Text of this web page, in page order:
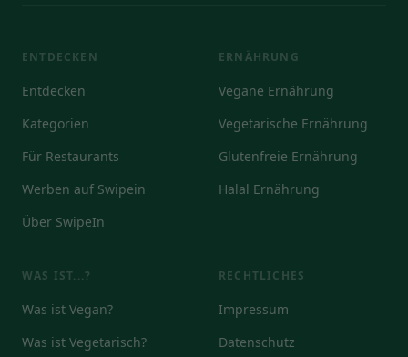
ENTDECKEN
Entdecken
Kategorien
Für Restaurants
Werben auf Swipein
Über SwipeIn
ERNÄHRUNG
Vegane Ernährung
Vegetarische Ernährung
Glutenfreie Ernährung
Halal Ernährung
WAS IST...?
Was ist Vegan?
Was ist Vegetarisch?
RECHTLICHES
Impressum
Datenschutz